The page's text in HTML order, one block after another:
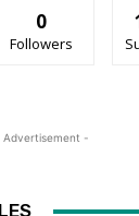
0
Followers
Advertisement -